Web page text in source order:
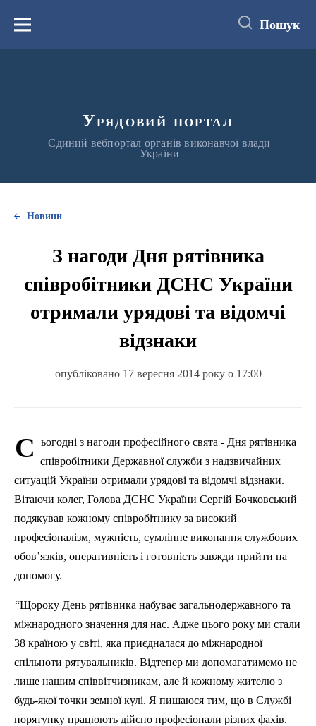
вмістуМеню Пошук
Урядовий портал
Єдиний вебпортал органів виконавчої влади
України
Новини
З нагоди Дня рятівника
співробітники ДСНС України
отримали урядові та відомчі
відзнаки
опубліковано 17 вересня 2014 року о 17:00
С
ьогодні з нагоди професійного свята - Дня рятівника
співробітники Державної служби з надзвичайних
ситуацій України отримали урядові та відомчі відзнаки.
Вітаючи колег, Голова ДСНС України Сергій Бочковський
подякував кожному співробітнику за високий
професіоналізм, мужність, сумлінне виконання службових
обов’язків, оперативність і готовність завжди прийти на
допомогу.
“Щороку День рятівника набуває загальнодержавного та
міжнародного значення для нас. Адже цього року ми стали
38 країною у світі, яка приєдналася до міжнародної
спільноти рятувальників. Відтепер ми допомагатимемо не
лише нашим співвітчизникам, але й кожному жителю з
будь-якої точки земної кулі. Я пишаюся тим, що в Службі
порятунку працюють дійсно професіонали різних фахів.